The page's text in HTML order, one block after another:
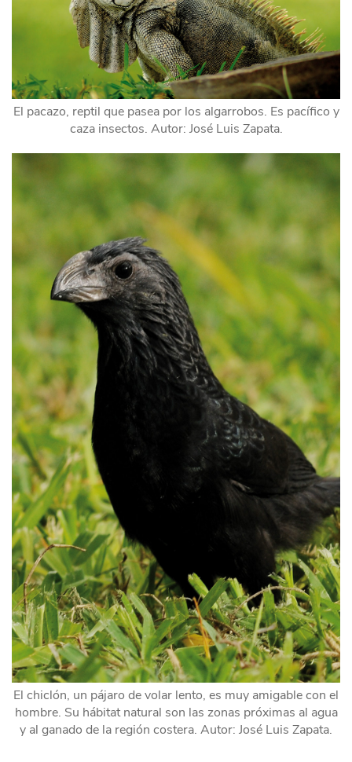
El pacazo, reptil que pasea por los algarrobos. Es pacífico y
caza insectos. Autor: José Luis Zapata.
El chiclón, un pájaro de volar lento, es muy amigable con el
hombre. Su hábitat natural son las zonas próximas al agua
y al ganado de la región costera. Autor: José Luis Zapata.